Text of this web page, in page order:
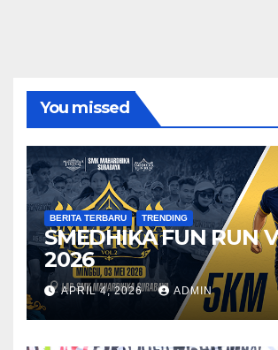
You missed
BERITA TERBARU TRENDING
SMEDHIKA FUN RUN
2026
APRIL 4, 2026 ADMIN